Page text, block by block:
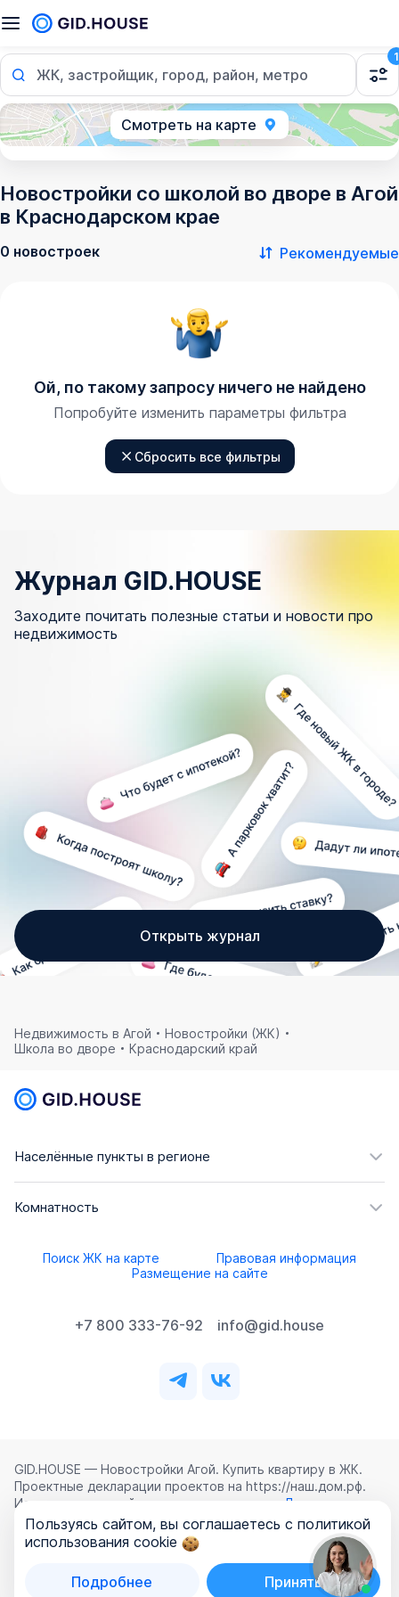
ЖК, застройщик, город, район, метро
1
Смотреть на карте
Новостройки со школой во дворе в Агой
в Краснодарском крае
0 новостроек Рекомендуемые
Ой, по такому запросу ничего не найдено
Попробуйте изменить параметры фильтра
Сбросить все фильтры
Журнал GID.HOUSE
Заходите почитать полезные статьи и новости про
недвижимость
Открыть журнал
Недвижимость в Агой
Новостройки (ЖК)
Школа во дворе
Краснодарский край
Населённые пункты в регионе
Комнатность
Поиск ЖК на карте
Правовая информация
Размещение на сайте
+7 800 333-76-92 info@gid.house
GID.HOUSE — Новостройки Агой. Купить квартиру в ЖК.
Проектные декларации проектов на https://наш.дом.рф.
Использование сайта означает согласие с
Лицензионным
соглашением
,Политикой конфиденциальностии
Политикой обработки персональных данных
ООО «ГИД.ХАУЗ»
Пользуясь сайтом, вы соглашаетесь с политикой
использования cookie
Подробнее Принять